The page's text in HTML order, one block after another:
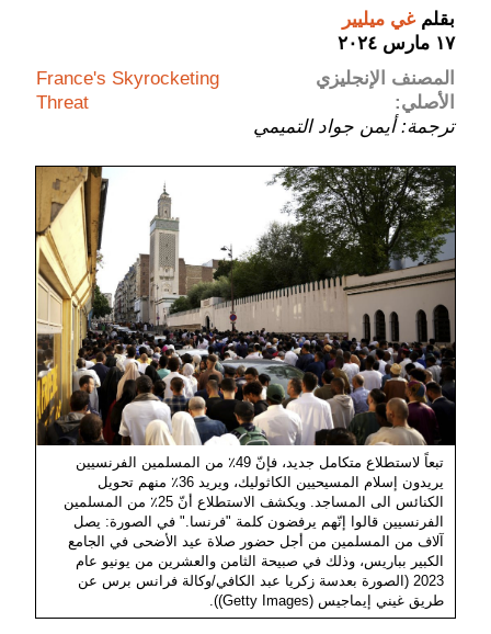
بقلمغي ميليير
١٧ مارس ٢٠٢٤
المصنف الإنجليزي
الأصلي:
France's Skyrocketing
Threat
ترجمة: أيمن جواد التميمي
تبعاً لاستطلاع متكامل جديد، فإنّ 49٪ من المسلمين الفرنسيين
يريدون إسلام المسيحيين الكاثوليك، ويريد 36٪ منهم تحويل
الكنائس الى المساجد. ويكشف الاستطلاع أنّ 25٪ من المسلمين
الفرنسيين قالوا إنّهم يرفضون كلمة "فرنسا." في الصورة: يصل
آلاف من المسلمين من أجل حضور صلاة عيد الأضحى في الجامع
الكبير بباريس، وذلك في صبيحة الثامن والعشرين من يونيو عام
2023 (الصورة بعدسة زكريا عبد الكافي/وكالة فرانس برس عن
طريق غيني إيماجيس (Getty Images)).